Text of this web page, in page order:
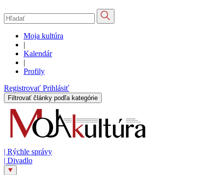
Moja kultúra
|
Kalendár
|
Profily
Registrovať Prihlásiť
Filtrovať články podľa kategórie
| Rýchle správy
| Divadlo